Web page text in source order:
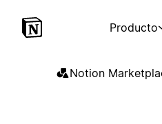
Producto
Notion